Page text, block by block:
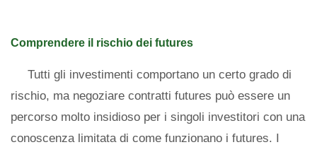
Comprendere il rischio dei futures
Tutti gli investimenti comportano un certo grado di
rischio, ma negoziare contratti futures può essere un
percorso molto insidioso per i singoli investitori con una
conoscenza limitata di come funzionano i futures. I